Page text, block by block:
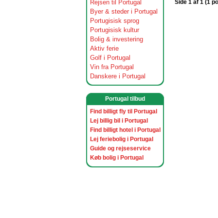
Rejsen til Portugal
Byer & steder i Portugal
Portugisisk sprog
Portugisisk kultur
Bolig & investering
Aktiv ferie
Golf i Portugal
Vin fra Portugal
Danskere i Portugal
Portugal tilbud
Find billigt fly til Portugal
Lej billig bil i Portugal
Find billigt hotel i Portugal
Lej feriebolig i Portugal
Guide og rejseservice
Køb bolig i Portugal
Side 1 af 1 (1